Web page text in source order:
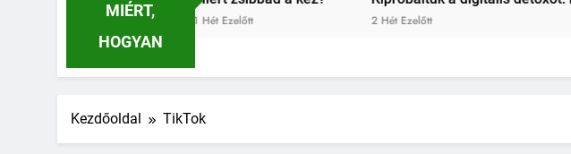
MIÉRT,
HOGYAN
2 Hét Ezelőtt
Kezdőoldal TikTok